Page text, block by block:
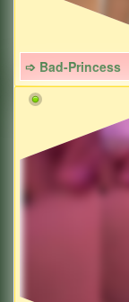
➩ Bad-Princess